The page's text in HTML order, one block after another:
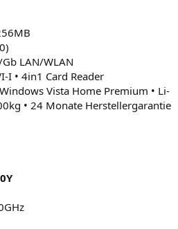
LAN/WLAN
I • 4in1 Card Reader
Vista Home Premium • Li-
• 24 Monate Herstellergarantie